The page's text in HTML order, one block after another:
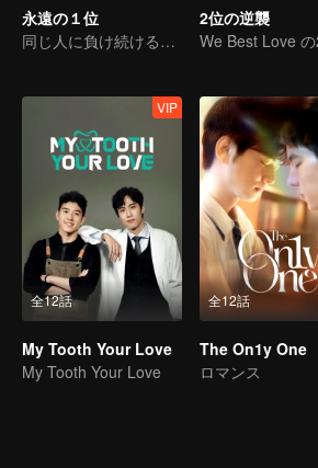
永遠の１位
同じ人に負け続けるってどんな気持ちなのか？
2位の逆襲
全12話
VIP
My Tooth Your Love
My Tooth Your Love
全12話
The On1y One
ロマンス